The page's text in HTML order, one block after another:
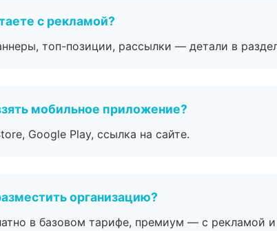
с рекламой?
топ-позиции, рассылки — детали в
мобильное приложение?
Google Play, ссылка на сайте.
организацию?
в базовом тарифе, премиум — с рекламой